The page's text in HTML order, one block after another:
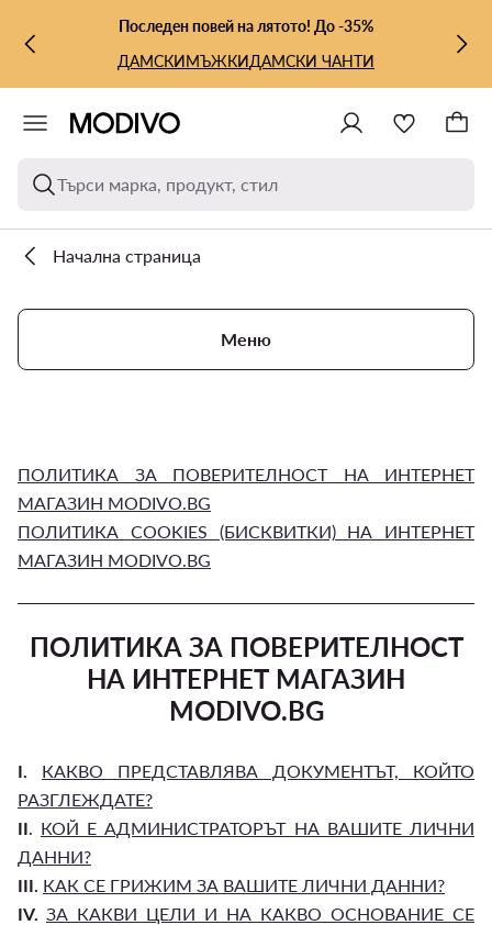
КЪМ ОСНОВНОТО СЪДЪРЖАНИЕ
КЪМ ТЪРСЕНЕПоследен повей на лятото! До -35%
ДАМСКИМЪЖКИДАМСКИ ЧАНТИ
Търси марка, продукт, стил
Начална страница
Меню
ПОЛИТИКА ЗА ПОВЕРИТЕЛНОСТ НА ИНТЕРНЕТ
МАГАЗИН MODIVO.BG
ПОЛИТИКА COOKIES (БИСКВИТКИ) НА ИНТЕРНЕТ
МАГАЗИН MODIVO.BG
ПОЛИТИКА ЗА ПОВЕРИТЕЛНОСТ
НА ИНТЕРНЕТ МАГАЗИН
MODIVO.BG
I.
КАКВО ПРЕДСТАВЛЯВА ДОКУМЕНТЪТ, КОЙТО
РАЗГЛЕЖДАТЕ?
II. КОЙ Е АДМИНИСТРАТОРЪТ НА ВАШИТЕ ЛИЧНИ
ДАННИ?
III. КАК СЕ ГРИЖИМ ЗА ВАШИТЕ ЛИЧНИ ДАННИ?
IV. ЗА КАКВИ ЦЕЛИ И НА КАКВО ОСНОВАНИЕ СЕ